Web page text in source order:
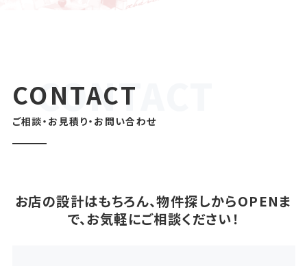
CONTACT
ご相談・お見積り・お問い合わせ
お店の設計はもちろん、物件探しからOPENま
で、お気軽にご相談ください！